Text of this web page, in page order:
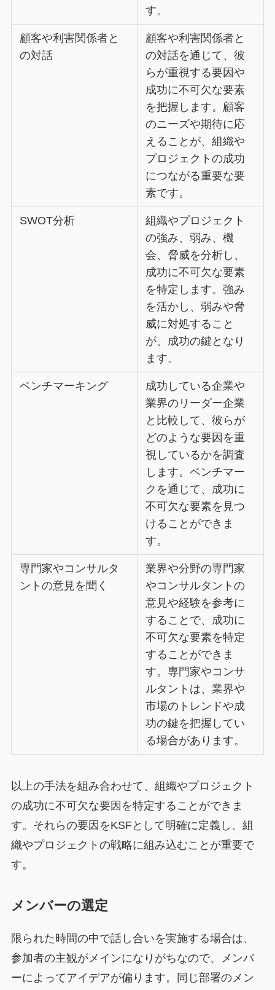
す。
顧客や利害関係者と
の対話
顧客や利害関係者と
の対話を通じて、彼
らが重視する要因や
成功に不可欠な要素
を把握します。顧客
のニーズや期待に応
えることが、組織や
プロジェクトの成功
につながる重要な要
素です。
SWOT分析
組織やプロジェクト
の強み、弱み、機
会、脅威を分析し、
成功に不可欠な要素
を特定します。強み
を活かし、弱みや脅
威に対処すること
が、成功の鍵となり
ます。
ベンチマーキング
成功している企業や
業界のリーダー企業
と比較して、彼らが
どのような要因を重
視しているかを調査
します。ベンチマー
クを通じて、成功に
不可欠な要素を見つ
けることができま
す。
専門家やコンサルタ
ントの意見を聞く
業界や分野の専門家
やコンサルタントの
意見や経験を参考に
することで、成功に
不可欠な要素を特定
することができま
す。専門家やコンサ
ルタントは、業界や
市場のトレンドや成
功の鍵を把握してい
る場合があります。
以上の手法を組み合わせて、組織やプロジェクト
の成功に不可欠な要因を特定することができま
す。それらの要因をKSFとして明確に定義し、組
織やプロジェクトの戦略に組み込むことが重要で
す。
メンバーの選定
限られた時間の中で話し合いを実施する場合は、
参加者の主観がメインになりがちなので、メンバ
ーによってアイデアが偏ります。同じ部署のメン